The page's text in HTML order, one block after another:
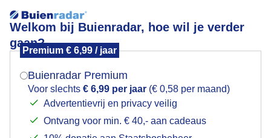
Welkom bij Buienradar, hoe wil je verder
gaan?
Premium € 6,99 / jaar
Buienradar Premium
Voor slechts € 6,99 per jaar (€ 0,58 per maand)
Advertentievrij en privacy veilig
Ontvang voor min. € 40,- aan cadeaus
Gerookte Maansopkomst
Mogen we je locatie gebruiken voor het
Indien je hier nog geen akkoord op hebt gegeven,
verschijnt er zo een pop-up uit je browser waarin